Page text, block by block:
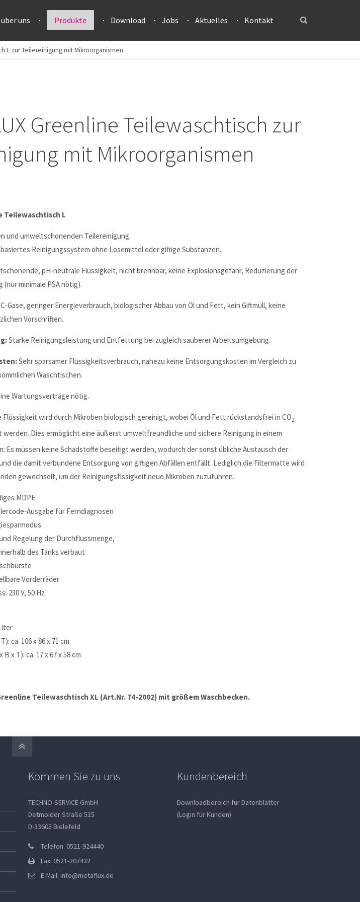
über uns Produkte Download Jobs Aktuelles Kontakt
L zur Teilereinigung mit Mikroorganismen
Greenline Teilewaschtisch zur
mit Mikroorganismen
Teilewaschtisch L
und umweltschonenden Teilereinigung.
Reinigungssystem ohne Lösemittel oder giftige Substanzen.
pH-neutrale Flüssigkeit, nicht brennbar, keine Explosionsgefahr, Reduzierung der
minimale PSA nötig).
Gase, geringer Energieverbrauch, biologischer Abbau von Öl und Fett, kein Giftmüll, keine
Vorschriften.
Starke Reinigungsleistung und Entfettung bei zugleich sauberer Arbeitsumgebung.
Sehr sparsamer Flüssigkeitsverbrauch, nahezu keine Entsorgungskosten im Vergleich zu
Waschtischen.
Wartungsverträge nötig.
Flüssigkeit wird durch Mikroben biologisch gereinigt, wobei Öl und Fett rückstandsfrei in CO2
werden. Dies ermöglicht eine äußerst umweltfreundliche und sichere Reinigung in einem
Es müssen keine Schadstoffe beseitigt werden, wodurch der sonst übliche Austausch der
die damit verbundene Entsorgung von giftigen Abfällen entfällt. Lediglich die Filtermatte wird
gewechselt, um der Reinigungsflssigkeit neue Mikroben zuzuführen.
MDPE
Ausgabe für Ferndiagnosen
Regelung der Durchflussmenge,
des Tanks verbaut
Vorderräder
230 V, 50 Hz
ca. 106 x 86 x 71 cm
x T): ca. 17 x 67 x 58 cm
Teilewaschtisch XL (Art.Nr. 74-2002) mit größem Waschbecken.
Kommen Sie zu uns
TECHNO-SERVICE GmbH
Detmolder Straße 515
D-33605 Bielefeld
Telefon: 0521-924440
Fax: 0521-207432
E-Mail:info@metaflux.de
Kundenbereich
Downloadbereich für Datenblätter
(Login für Kunden)